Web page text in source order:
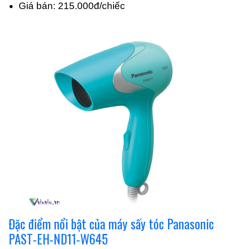
Giá bán: 215.000đ/chiếc
Đặc điểm nổi bật của máy sấy tóc Panasonic
PAST-EH-ND11-W645